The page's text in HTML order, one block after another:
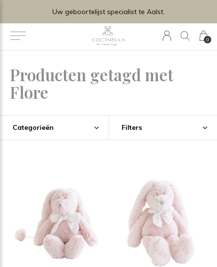
0
Uw geboortelijst specialist te Aalst.
Producten getagd met
Flore
Categorieën Filters